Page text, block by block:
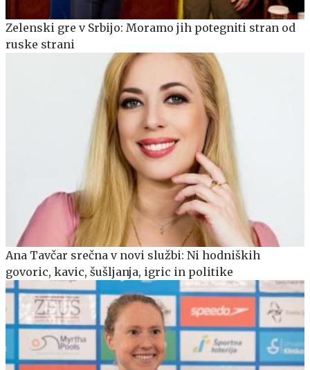
Zelenski gre v Srbijo: Moramo jih potegniti stran od
ruske strani
Ana Tavčar srečna v novi službi: Ni hodniških
govoric, kavic, šušljanja, igric in politike